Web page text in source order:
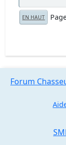
EN HAUT
Forum